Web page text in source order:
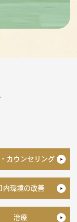
カウンセリング
内環境の改善
治療